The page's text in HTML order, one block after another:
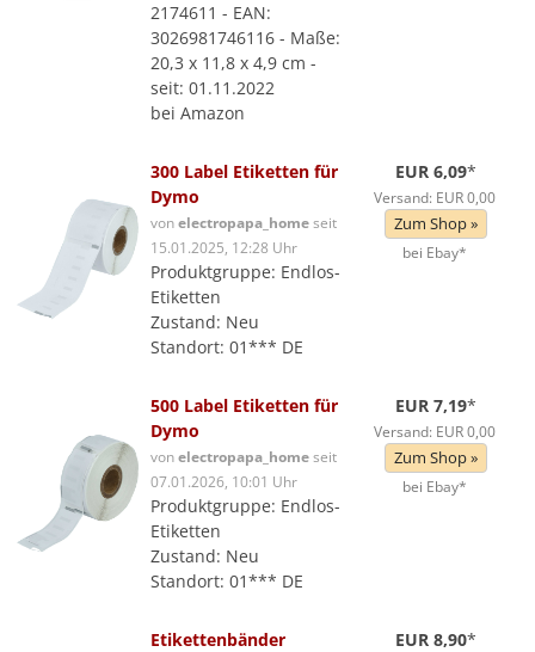
2174611 - EAN:
3026981746116 - Maße:
20,3 x 11,8 x 4,9 cm -
seit: 01.11.2022
bei Amazon
300 Label Etiketten für
Dymo
vonelectropapa_homeseit
15.01.2025, 12:28 Uhr
Produktgruppe: Endlos-
Etiketten
Zustand: Neu
Standort: 01*** DE
EUR 6,09*
Versand: EUR 0,00
Zum Shop »
bei Ebay*
500 Label Etiketten für
Dymo
vonelectropapa_homeseit
07.01.2026, 10:01 Uhr
Produktgruppe: Endlos-
Etiketten
Zustand: Neu
Standort: 01*** DE
EUR 7,19*
Versand: EUR 0,00
Zum Shop »
bei Ebay*
Etikettenbänder
EUR 8,90*